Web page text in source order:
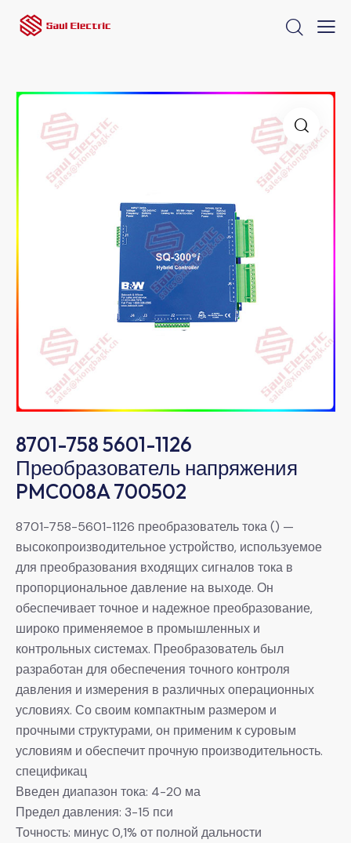
8701-758 5601-1126
Преобразователь напряжения
PMC008A 700502
8701-758-5601-1126 преобразователь тока () —
высокопроизводительное устройство, используемое
для преобразования входящих сигналов тока в
пропорциональное давление на выходе. Он
обеспечивает точное и надежное преобразование,
широко применяемое в промышленных и
контрольных системах. Преобразователь был
разработан для обеспечения точного контроля
давления и измерения в различных операционных
условиях. Со своим компактным размером и
прочными структурами, он применим к суровым
условиям и обеспечит прочную производительность.
спецификац
Введен диапазон тока: 4-20 ма
Предел давления: 3-15 пси
Точность: минус 0,1% от полной дальности